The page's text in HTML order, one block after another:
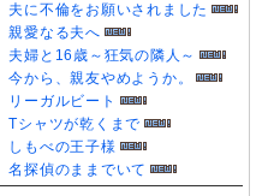
夫に不倫をお願いされました
親愛なる夫へ
夫婦と16歳～狂気の隣人～
今から、親友やめようか。
リーガルビート
Tシャツが乾くまで
しもべの王子様
名探偵のままでいて